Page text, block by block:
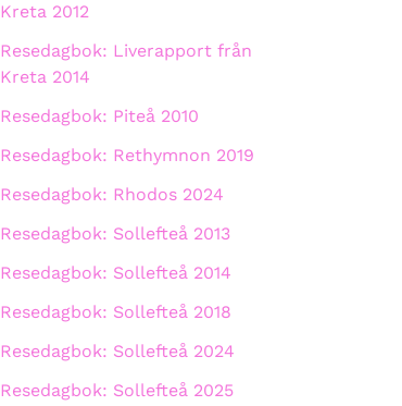
Kreta 2012
Resedagbok: Liverapport från
Kreta 2014
Resedagbok: Piteå 2010
Resedagbok: Rethymnon 2019
Resedagbok: Rhodos 2024
Resedagbok: Sollefteå 2013
Resedagbok: Sollefteå 2014
Resedagbok: Sollefteå 2018
Resedagbok: Sollefteå 2024
Resedagbok: Sollefteå 2025